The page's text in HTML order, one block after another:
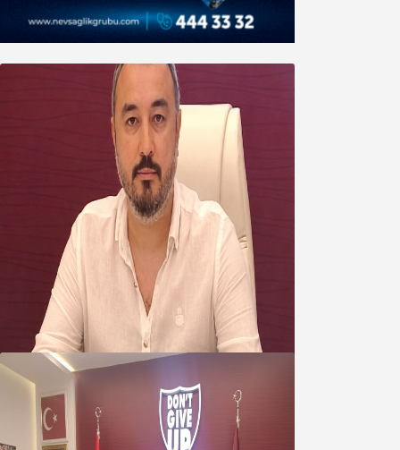
Oğuzbeyi’nden Balıkesirspor
yönetimine cevap : Herkes kendine
yakışanı yapar, buluttan nem
kapmayın!
07 Ağustos 2026